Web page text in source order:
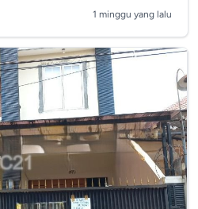
1 minggu yang lalu